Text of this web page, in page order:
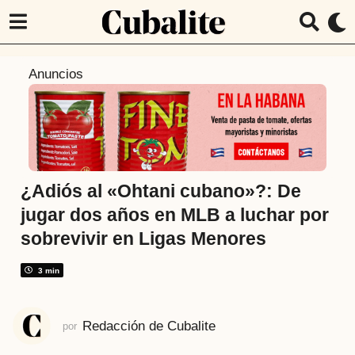
r
á
s
1
a
a
Anuncios
¿Adiós al «Ohtani cubano»?: De
jugar dos años en MLB a luchar por
sobrevivir en Ligas Menores
3 min
por Redacción de Cubalite